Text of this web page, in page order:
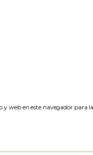
web en este navegador para